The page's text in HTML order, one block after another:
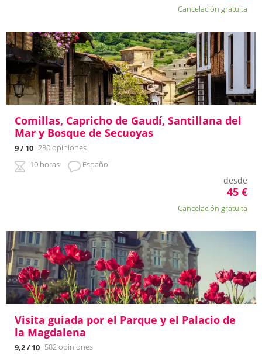
Cancelación gratuita
Comillas, Capricho de Gaudí, Santillana del
Mar y Bosque de Secuoyas
9/ 10 230 opiniones
10 horas
Español
desde
45 €
Cancelación gratuita
Visita guiada por el Parque y el Palacio de
la Magdalena
9,2/ 10 582 opiniones